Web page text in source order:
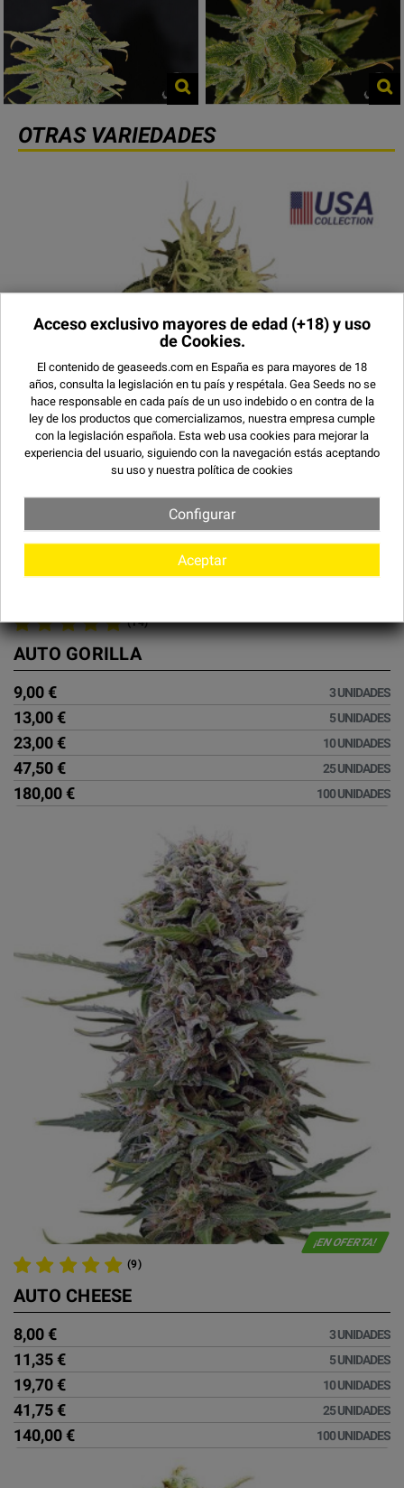
OTRAS VARIEDADES
(14)
AUTO GORILLA
9,00 € 3 UNIDADES
13,00 € 5 UNIDADES
23,00 € 10 UNIDADES
47,50 € 25 UNIDADES
180,00 € 100 UNIDADES
¡EN OFERTA!
(9)
AUTO CHEESE
8,00 € 3 UNIDADES
11,35 € 5 UNIDADES
19,70 € 10 UNIDADES
41,75 € 25 UNIDADES
140,00 € 100 UNIDADES
Acceso exclusivo mayores de edad (+18) y uso
de Cookies.
El contenido de geaseeds.com en España es para mayores de 18
años, consulta la legislación en tu país y respétala. Gea Seeds no se
hace responsable en cada país de un uso indebido o en contra de la
ley de los productos que comercializamos, nuestra empresa cumple
con la legislación española. Esta web usa cookies para mejorar la
experiencia del usuario, siguiendo con la navegación estás aceptando
su uso y nuestra política de cookies
Configurar
Aceptar